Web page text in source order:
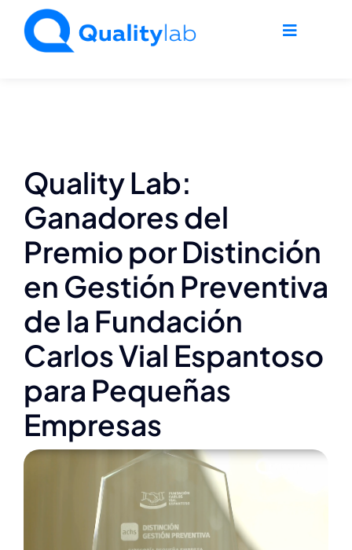
Saltar
contenido
Toggle
Agro
Industria
Ambiente
Novedades
Valor
RSE
Quality Lab:
Ganadores del
Premio por Distinción
en Gestión Preventiva
de la Fundación
Carlos Vial Espantoso
para Pequeñas
Empresas